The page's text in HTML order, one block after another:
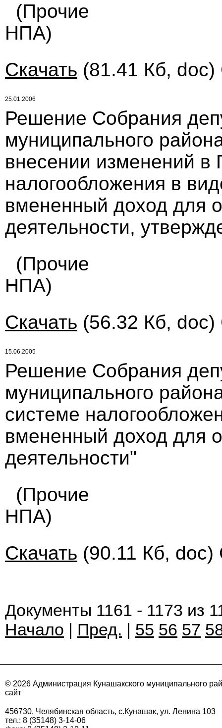
(Прочие
НПА)
Скачать (81.41 Кб, doc)
25.01.2006
Решение Собрания
муниципального
внесении изменений
налогообложения в
вмененный доход для
деятельности,
(Прочие
НПА)
Скачать (56.32 Кб, doc)
15.06.2005
Решение Собрания
муниципального
системе
вмененный доход для
деятельности"
(Прочие
НПА)
Скачать (90.11 Кб, doc)
Документы 1161 - 1173 из
Начало | Пред. | 55 56 57
© 2026 Администрация Кунашакского муниципального
сайт
456730, Челябинская область, с.Кунашак, ул. Ленина 103
тел.: 8 (35148) 3-14-06